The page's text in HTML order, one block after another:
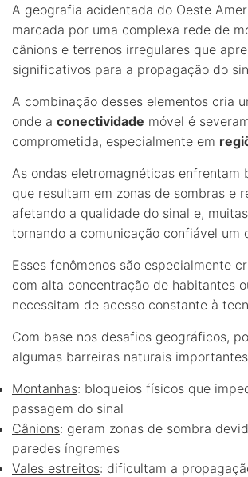
A geografia acidentada do Oeste
marcada por uma complexa rede de
cânions e terrenos irregulares que
significativos para a propagação do
A combinação desses elementos cria
onde a conectividade móvel é
comprometida, especialmente em
As ondas eletromagnéticas enfrentam
que resultam em zonas de sombras e
afetando a qualidade do sinal e,
tornando a comunicação confiável um
Esses fenômenos são especialmente
com alta concentração de habitantes
necessitam de acesso constante à
Com base nos desafios geográficos,
algumas barreiras naturais
Montanhas: bloqueios físicos que
passagem do sinal
Cânions: geram zonas de sombra
paredes íngremes
Vales estreitos: dificultam a